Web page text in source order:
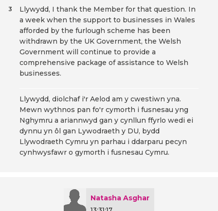
Llywydd, I thank the Member for that question. In
a week when the support to businesses in Wales
afforded by the furlough scheme has been
withdrawn by the UK Government, the Welsh
Government will continue to provide a
comprehensive package of assistance to Welsh
businesses.
3
Llywydd, diolchaf i'r Aelod am y cwestiwn yna.
Mewn wythnos pan fo'r cymorth i fusnesau yng
Nghymru a ariannwyd gan y cynllun ffyrlo wedi ei
dynnu yn ôl gan Lywodraeth y DU, bydd
Llywodraeth Cymru yn parhau i ddarparu pecyn
cynhwysfawr o gymorth i fusnesau Cymru.
Natasha Asghar